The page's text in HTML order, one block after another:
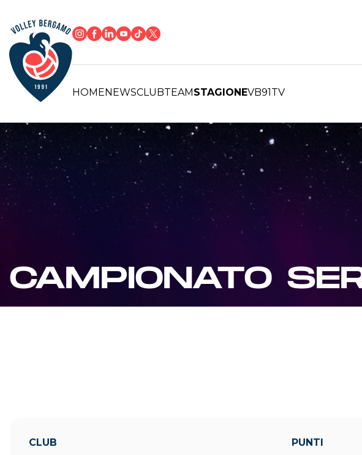
HOMENEWSCLUBTEAMSTAGIONEVB91TV
CAMPIONATO
CLUB PUNTI